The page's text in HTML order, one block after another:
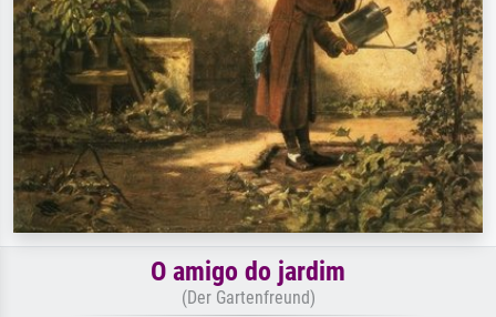
O amigo do jardim
(Der Gartenfreund)